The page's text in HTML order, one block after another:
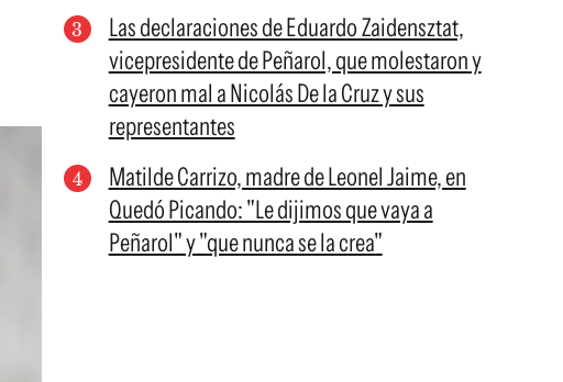
Las declaraciones de Eduardo Zaidensztat,
vicepresidente de Peñarol, que molestaron y
cayeron mal a Nicolás De la Cruz y sus
representantes
Matilde Carrizo, madre de Leonel Jaime, en
Quedó Picando: "Le dijimos que vaya a
Peñarol" y "que nunca se la crea"